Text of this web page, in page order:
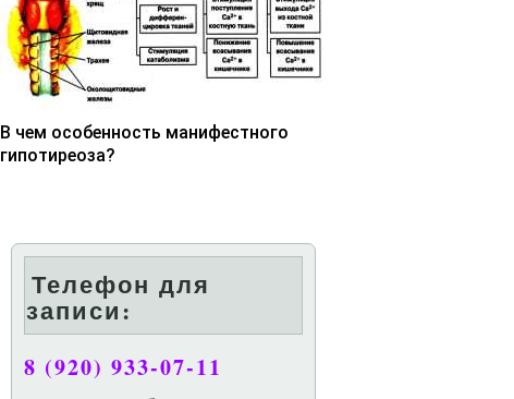
В чем особенность манифестного
гипотиреоза?
Телефон для
записи:
8 (920) 933-07-11